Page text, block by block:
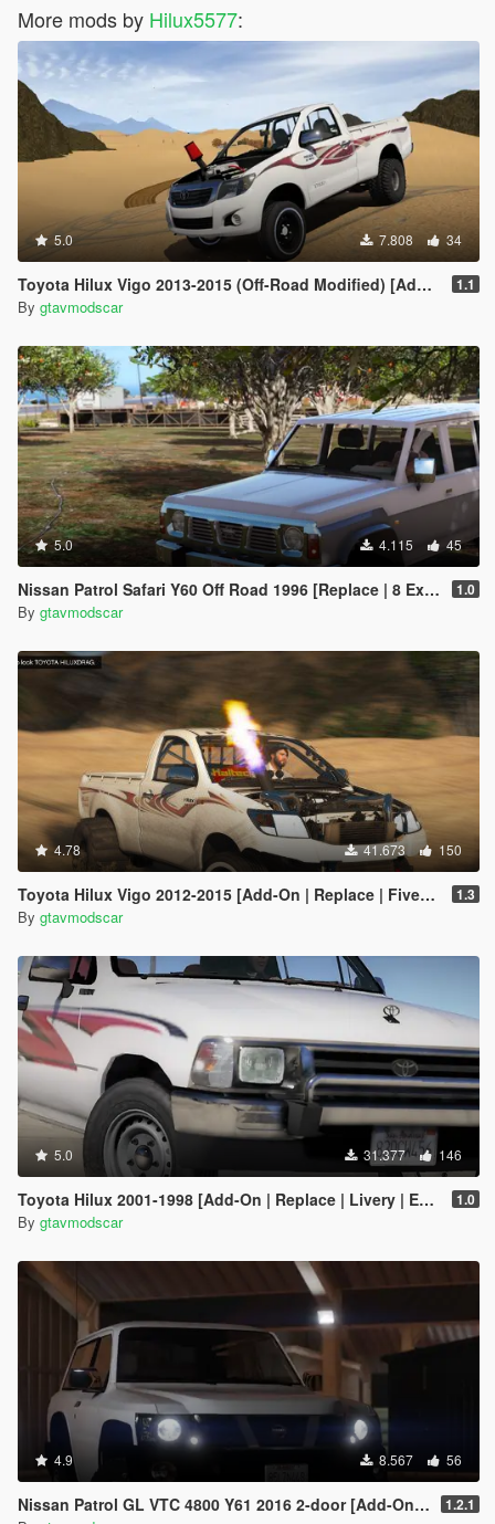
More mods by Hilux5577:
5.0 7.808 34
Toyota Hilux Vigo 2013-2015 (Off-Road Modified) [Add-On / Replace | Livery | Template] 1.1
By gtavmodscar
5.0 4.115 45
Nissan Patrol Safari Y60 Off Road 1996 [Replace | 8 Extras] 1.0
By gtavmodscar
4.78 41.673 150
Toyota Hilux Vigo 2012-2015 [Add-On | Replace | FiveM | Version 3 | Livery | Extras | Template | Tuning 200+ | Dirt] 1.3
By gtavmodscar
5.0 31.377 146
Toyota Hilux 2001-1998 [Add-On | Replace | Livery | Extras | Template] 1.0
By gtavmodscar
4.9 8.567 56
Nissan Patrol GL VTC 4800 Y61 2016 2-door [Add-On | Replace | Livery | Extras | Template] 1.2.1